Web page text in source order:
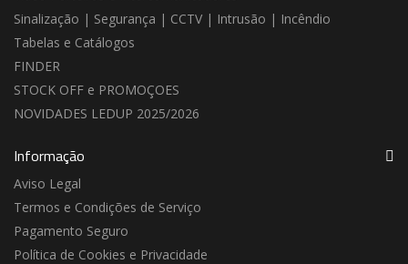
Sinalização | Segurança | CCTV | Intrusão | Incêndio
Tabelas e Catálogos
FINDER
STOCK OFF e PROMOÇOES
NOVIDADES LEDUP 2025/2026
Informação
Aviso Legal
Termos e Condições de Serviço
Pagamento Seguro
Política de Cookies e Privacidade